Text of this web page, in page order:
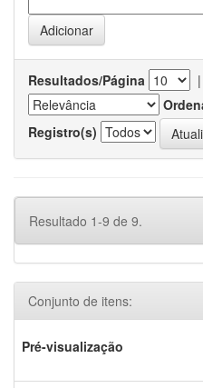
Resultados/Página |
Registro(s)
Resultado 1-9 de 9.
Conjunto de itens:
Pré-visualização